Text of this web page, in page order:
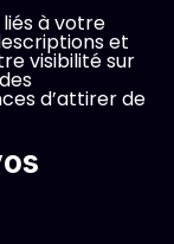
à votre
et
visibilité sur
d’attirer de